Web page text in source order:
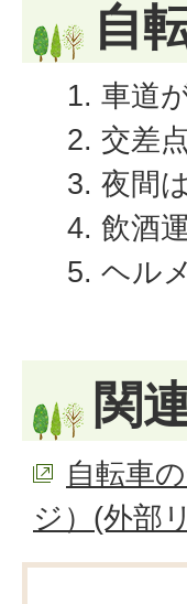
自
車道
交差
夜間
飲酒
ヘル
関
自転車
ジ）(外部